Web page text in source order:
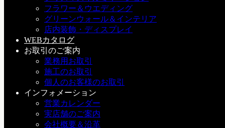
フラワー＆ウエディング
グリーンウォール＆インテリア
店内装飾・ディスプレイ
WEBカタログ
お取引のご案内
業務用お取引
施工のお取引
個人のお客様のお取引
インフォメーション
営業カレンダー
実店舗のご案内
会社概要＆沿革
f：アイテム紹介
2017年8月19日
まだ暑さの続く今日この頃ではございますが 店頭にはclayか
らお正月...
厚みのある花器のご紹介です♪
f：アイテム紹介